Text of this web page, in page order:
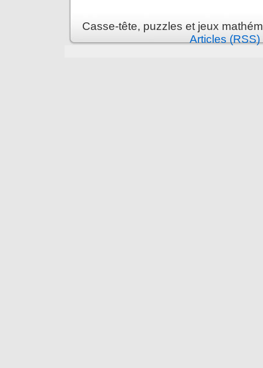
Casse-tête, puzzles et jeux
Articles (RSS)